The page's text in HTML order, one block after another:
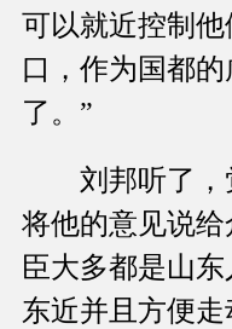
可以就近控制
口，作为国都
了。”
刘邦听了，
将他的意见说
臣大多都是山
东近并且方便